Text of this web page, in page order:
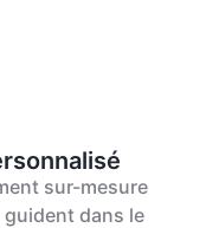
sur-mesure
dans le